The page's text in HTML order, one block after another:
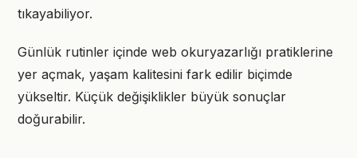
tıkayabiliyor.
Günlük rutinler içinde web okuryazarlığı pratiklerine
yer açmak, yaşam kalitesini fark edilir biçimde
yükseltir. Küçük değişiklikler büyük sonuçlar
doğurabilir.